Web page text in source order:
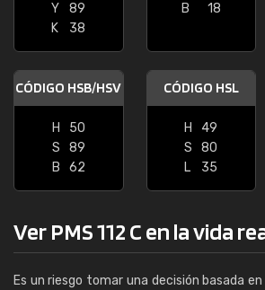
Y
89
K
38
B
18
CÓDIGO HSB/HSV
H
50
S
89
B
62
CÓDIGO HSL
H
49
S
80
L
35
Ver PMS 112 C en la vida
Es un riesgo tomar una decisión basada